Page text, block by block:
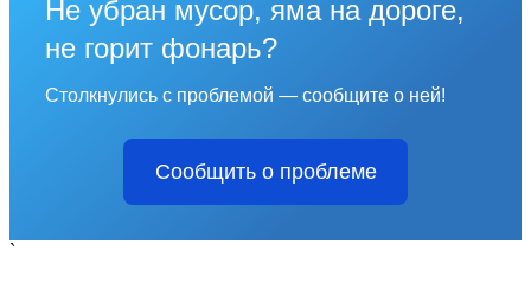
Не убран мусор, яма на дороге,
не горит фонарь?
Столкнулись с проблемой — сообщите о ней!
Сообщить о проблеме
`